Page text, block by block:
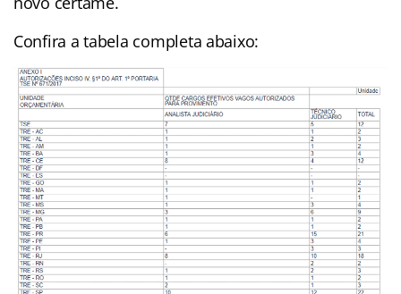
Confira a tabela completa abaixo: